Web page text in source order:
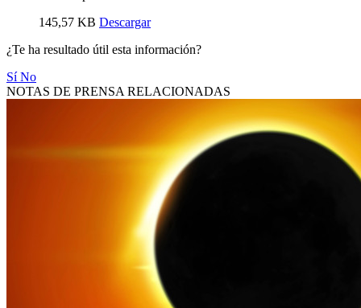
145,57 KB Descargar
¿Te ha resultado útil esta información?
SíNo
NOTAS DE PRENSA RELACIONADAS